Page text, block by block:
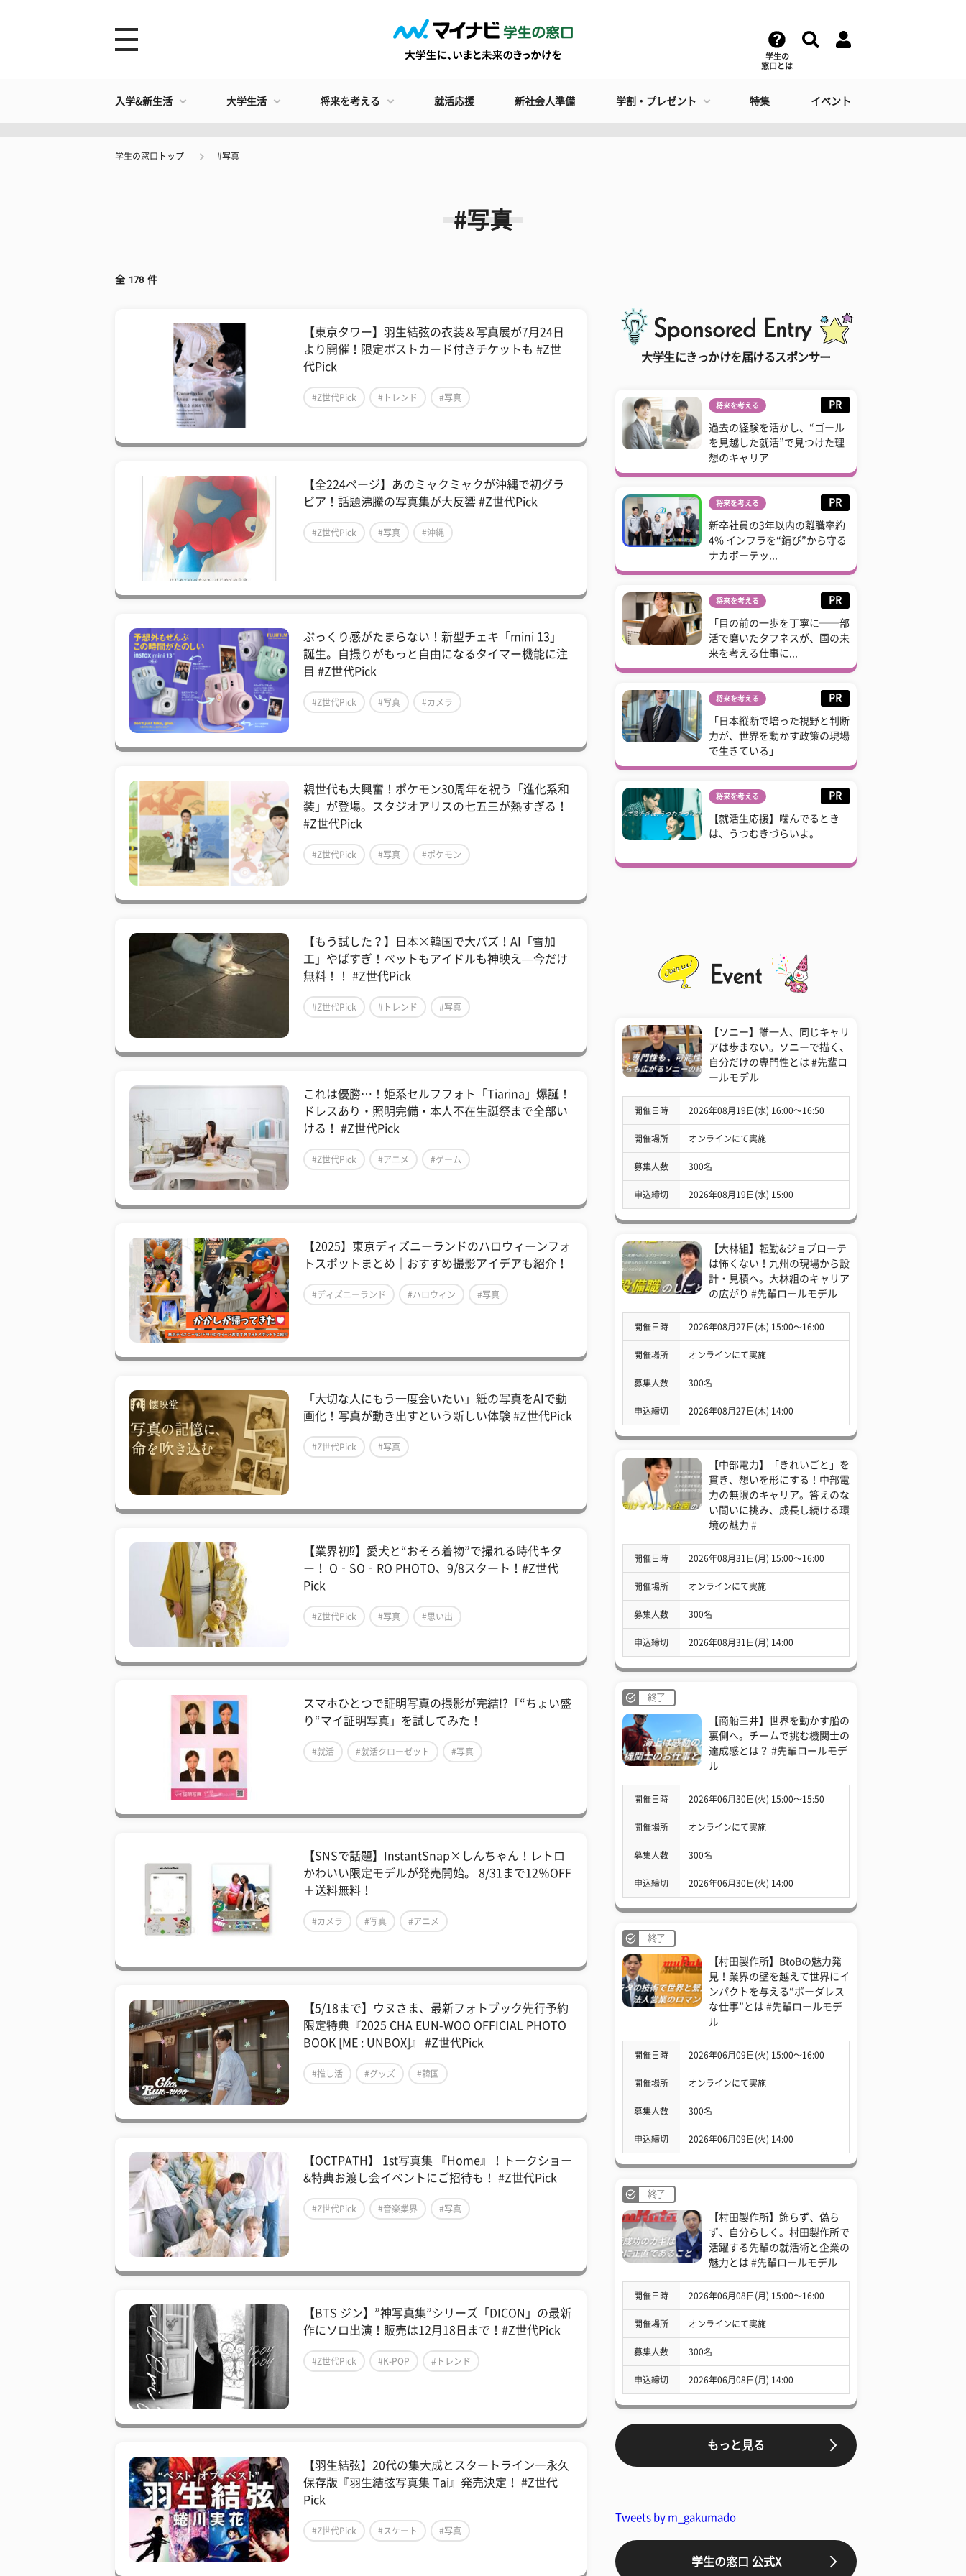
学生の
窓口とは
入学&新生活 大学生活 将来を考える 就活応援 新社会人準備 学割・プレゼント 特集 イベント
学生の窓口トップ #写真
#写真
全 178 件
【東京タワー】羽生結弦の衣装＆写真展が7月24日
より開催！限定ポストカード付きチケットも #Z世
代Pick
#Z世代Pick #トレンド #写真
【全224ページ】あのミャクミャクが沖縄で初グラ
ビア！話題沸騰の写真集が大反響 #Z世代Pick
#Z世代Pick #写真 #沖縄
ぷっくり感がたまらない！新型チェキ「mini 13」
誕生。自撮りがもっと自由になるタイマー機能に注
目 #Z世代Pick
#Z世代Pick #写真 #カメラ
親世代も大興奮！ポケモン30周年を祝う「進化系和
装」が登場。スタジオアリスの七五三が熱すぎる！
#Z世代Pick
#Z世代Pick #写真 #ポケモン
【もう試した？】日本×韓国で大バズ！AI「雪加
工」やばすぎ！ペットもアイドルも神映え—今だけ
無料！！ #Z世代Pick
#Z世代Pick #トレンド #写真
これは優勝…！姫系セルフフォト「Tiarina」爆誕！
ドレスあり・照明完備・本人不在生誕祭まで全部い
ける！ #Z世代Pick
#Z世代Pick #アニメ #ゲーム
【2025】東京ディズニーランドのハロウィーンフォ
トスポットまとめ｜おすすめ撮影アイデアも紹介！
#ディズニーランド #ハロウィン #写真
「大切な人にもう一度会いたい」紙の写真をAIで動
画化！写真が動き出すという新しい体験 #Z世代Pick
#Z世代Pick #写真
【業界初⁉】愛犬と“おそろ着物”で撮れる時代キタ
ー！ O‑SO‑RO PHOTO、9/8スタート！#Z世代
Pick
#Z世代Pick #写真 #思い出
スマホひとつで証明写真の撮影が完結!?「“ちょい盛
り“マイ証明写真」を試してみた！
#就活 #就活クローゼット #写真
【SNSで話題】InstantSnap×しんちゃん！レトロ
かわいい限定モデルが発売開始。 8/31まで12％OFF
＋送料無料！
#カメラ #写真 #アニメ
【5/18まで】ウヌさま、最新フォトブック先行予約
限定特典『2025 CHA EUN-WOO OFFICIAL PHOTO
BOOK [ME : UNBOX]』 #Z世代Pick
#推し活 #グッズ #韓国
【OCTPATH】 1st写真集 『Home』！トークショー
&特典お渡し会イベントにご招待も！ #Z世代Pick
#Z世代Pick #音楽業界 #写真
【BTS ジン】”神写真集”シリーズ「DICON」の最新
作にソロ出演！販売は12月18日まで！#Z世代Pick
#Z世代Pick #K-POP #トレンド
【羽生結弦】20代の集大成とスタートライン―永久
保存版『羽生結弦写真集 Tai』発売決定！ #Z世代
Pick
#Z世代Pick #スケート #写真
大学生にきっかけを届けるスポンサー
将来を考える PR
過去の経験を活かし、“ゴール
を見越した就活”で見つけた理
想のキャリア
将来を考える PR
新卒社員の3年以内の離職率約
4% インフラを“錆び”から守る
ナカボーテッ...
将来を考える PR
「目の前の一歩を丁寧に──部
活で磨いたタフネスが、国の未
来を考える仕事に...
将来を考える PR
「日本縦断で培った視野と判断
力が、世界を動かす政策の現場
で生きている」
将来を考える PR
【就活生応援】噛んでるとき
は、うつむきづらいよ。
【ソニー】誰一人、同じキャリ
アは歩まない。ソニーで描く、
自分だけの専門性とは #先輩ロ
ールモデル
開催日時 2026年08月19日(水) 16:00〜16:50
開催場所 オンラインにて実施
募集人数 300名
申込締切 2026年08月19日(水) 15:00
【大林組】転勤&ジョブローテ
は怖くない！九州の現場から設
計・見積へ。大林組のキャリア
の広がり #先輩ロールモデル
開催日時 2026年08月27日(木) 15:00〜16:00
開催場所 オンラインにて実施
募集人数 300名
申込締切 2026年08月27日(木) 14:00
【中部電力】「きれいごと」を
貫き、想いを形にする！中部電
力の無限のキャリア。答えのな
い問いに挑み、成長し続ける環
境の魅力 #
開催日時 2026年08月31日(月) 15:00〜16:00
開催場所 オンラインにて実施
募集人数 300名
申込締切 2026年08月31日(月) 14:00
終了
【商船三井】世界を動かす船の
裏側へ。チームで挑む機関士の
達成感とは？ #先輩ロールモデ
ル
開催日時 2026年06月30日(火) 15:00〜15:50
開催場所 オンラインにて実施
募集人数 300名
申込締切 2026年06月30日(火) 14:00
終了
【村田製作所】BtoBの魅力発
見！業界の壁を越えて世界にイ
ンパクトを与える“ボーダレス
な仕事”とは #先輩ロールモデ
ル
開催日時 2026年06月09日(火) 15:00〜16:00
開催場所 オンラインにて実施
募集人数 300名
申込締切 2026年06月09日(火) 14:00
終了
【村田製作所】飾らず、偽ら
ず、自分らしく。村田製作所で
活躍する先輩の就活術と企業の
魅力とは #先輩ロールモデル
開催日時 2026年06月08日(月) 15:00〜16:00
開催場所 オンラインにて実施
募集人数 300名
申込締切 2026年06月08日(月) 14:00
もっと見る
Tweets by m_gakumado
学生の窓口 公式X